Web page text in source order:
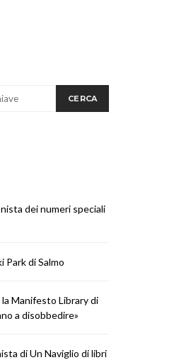
CERCA
dei numeri speciali
Park di Salmo
Manifesto Library di
a disobbedire»
di Un Naviglio di libri